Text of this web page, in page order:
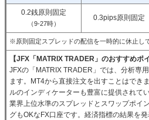
0.2銭原則固定
（9-27時）
0.3pips原則固定
※原則固定スプレッドの配信を一時的に休止し
【JFX「MATRIX TRADER」のおすすめポ
JFXの「MATRIX TRADER」では、分析専
ます。MT4から直接注文を出すことはでき
ルのインディケーターも豊富に提供されて
業界上位水準のスプレッドとスワップポイ
グもOKなFX口座です。経済指標の結果を